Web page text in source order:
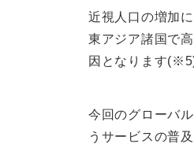
近視人口の増加
東アジア諸国で
因となります
今回のグローバ
うサービスの普